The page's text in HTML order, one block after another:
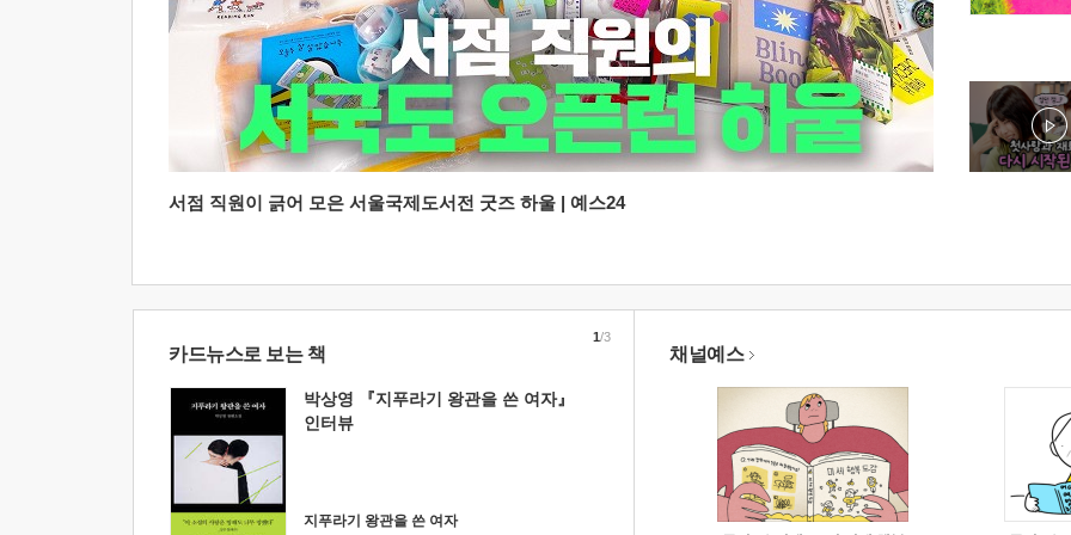
서점 직원이 긁어 모은 서울국제도서전 굿즈 하울 | 예스24
카드뉴스로 보는 책
박상영 『지푸라기 왕관을 쓴 여자』
인터뷰
지푸라기 왕관을 쓴 여자
1/3
채널예스